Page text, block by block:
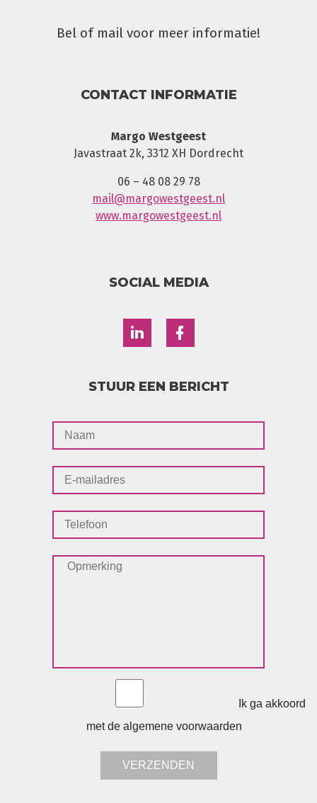
Bel of mail voor meer informatie!
CONTACT INFORMATIE
Margo Westgeest
Javastraat 2k, 3312 XH Dordrecht
06 – 48 08 29 78
mail@margowestgeest.nl
www.margowestgeest.nl
SOCIAL MEDIA
STUUR EEN BERICHT
Ik ga akkoord
met de algemene voorwaarden